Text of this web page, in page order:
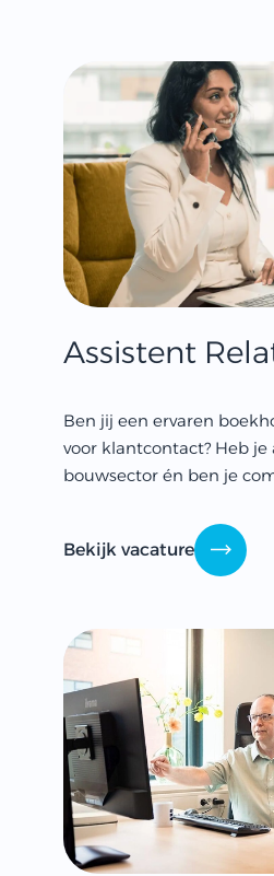
Assistent
Ben jij een ervaren
voor klantcontact? Heb
bouwsector én ben je
Bekijk vacature